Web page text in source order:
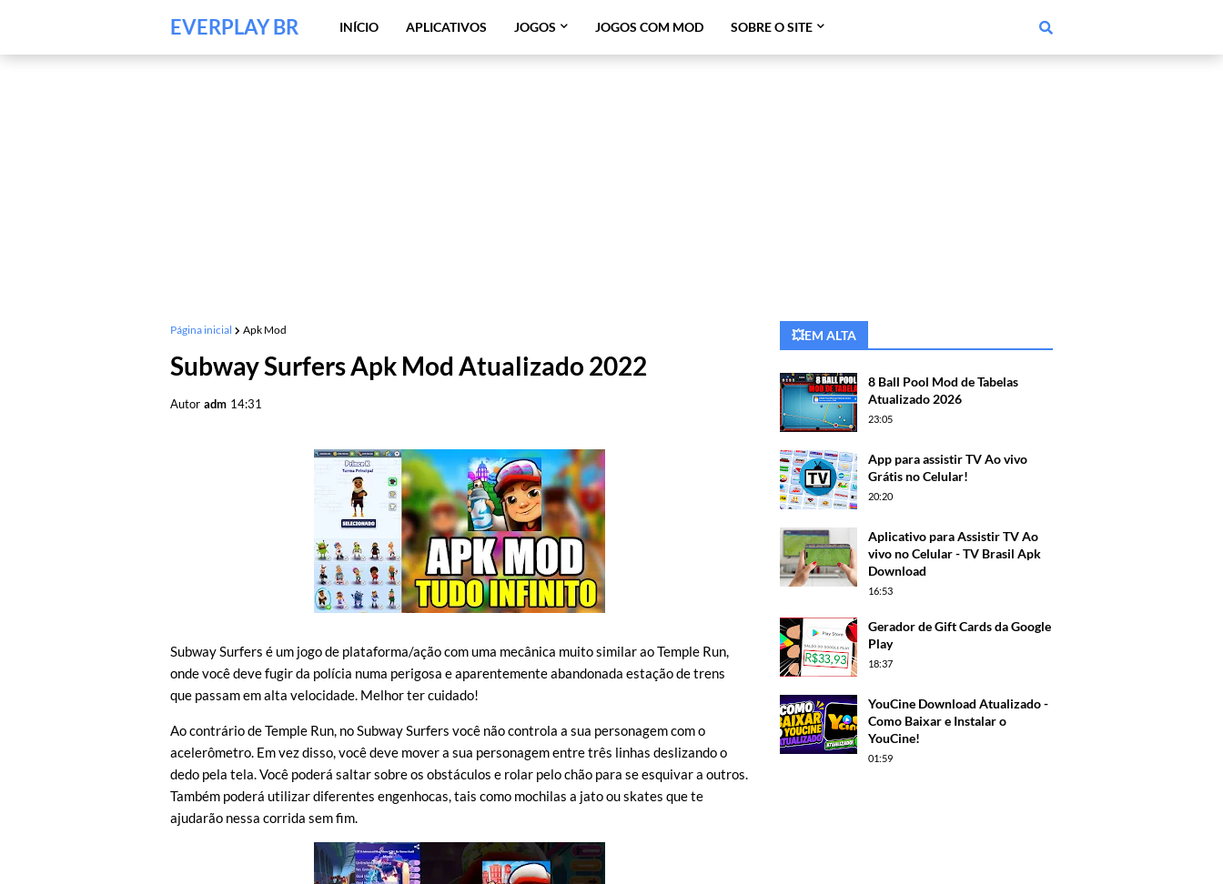
EVERPLAY BR INÍCIO APLICATIVOS JOGOS JOGOS COM MOD SOBRE O SITE
Página inicial Apk Mod
Subway Surfers Apk Mod Atualizado 2022
Autor adm 14:31
Subway Surfers é um jogo de plataforma/ação com uma mecânica muito similar ao Temple Run,
onde você deve fugir da polícia numa perigosa e aparentemente abandonada estação de trens
que passam em alta velocidade. Melhor ter cuidado!
Ao contrário de Temple Run, no Subway Surfers você não controla a sua personagem com o
acelerômetro. Em vez disso, você deve mover a sua personagem entre três linhas deslizando o
dedo pela tela. Você poderá saltar sobre os obstáculos e rolar pelo chão para se esquivar a outros.
Também poderá utilizar diferentes engenhocas, tais como mochilas a jato ou skates que te
ajudarão nessa corrida sem fim.
💥EM ALTA
8 Ball Pool Mod de Tabelas
Atualizado 2026
23:05
App para assistir TV Ao vivo
Grátis no Celular!
20:20
Aplicativo para Assistir TV Ao
vivo no Celular - TV Brasil Apk
Download
16:53
Gerador de Gift Cards da Google
Play
18:37
YouCine Download Atualizado -
Como Baixar e Instalar o
YouCine!
01:59